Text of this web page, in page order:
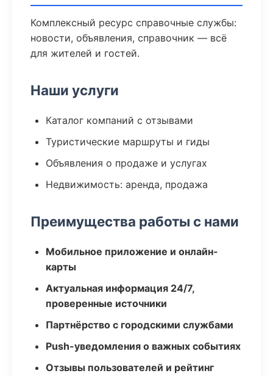
Комплексный ресурс справочные службы:
новости, объявления, справочник — всё
для жителей и гостей.
Наши услуги
Каталог компаний с отзывами
Туристические маршруты и гиды
Объявления о продаже и услугах
Недвижимость: аренда, продажа
Преимущества работы с нами
Мобильное приложение и онлайн-
карты
Актуальная информация 24/7,
проверенные источники
Партнёрство с городскими службами
Push-уведомления о важных событиях
Отзывы пользователей и рейтинг